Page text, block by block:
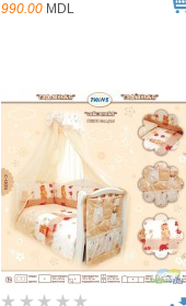
990.00 MDL